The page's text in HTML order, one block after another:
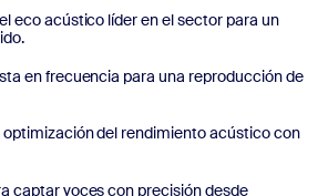
eco acústico líder en el sector para un
en frecuencia para una reproducción de
del rendimiento acústico con
captar voces con precisión desde